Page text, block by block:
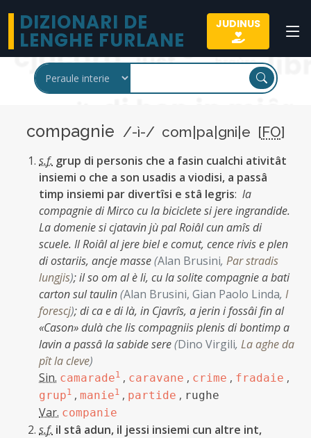
DIZIONARI DE
LENGHE FURLANE
JUDINUS
compagnie /-ì-/ com|pa|gni|e [FO]
s.f. grup di personis che a fasin cualchi ativitât
insiemi o che a son usadis a viodisi, a passâ
timp insiemi par divertîsi e stâ legris: la
compagnie di Mirco cu la biciclete si jere ingrandide.
La domenie si cjatavin jù pal Roiâl cun amîs di
scuele. Il Roiâl al jere biel e comut, cence rivis e plen
di ostariis, ancje masse(Alan Brusini, Par stradis
lungjis);il so om al è li, cu la solite compagnie a bati
carton sul taulin(Alan Brusini, Gian Paolo Linda, I
forescj);di ca e di là, in Cjavrîs, a jerin i fossâi fin al
«Cason» dulà che lis compagniis plenis di bontimp a
lavin a passâ la sabide sere(Dino Virgili, La aghe da
pît la cleve)
Sin. camarade1 , caravane , crime , fradaie ,
grup1 , manie1 , partide , rughe
Var. companie
s.f. il stâ adun, il jessi insiemi cun altre int,